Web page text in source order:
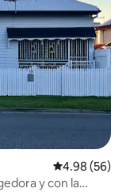
Calificación
4.98 (56)
y con la